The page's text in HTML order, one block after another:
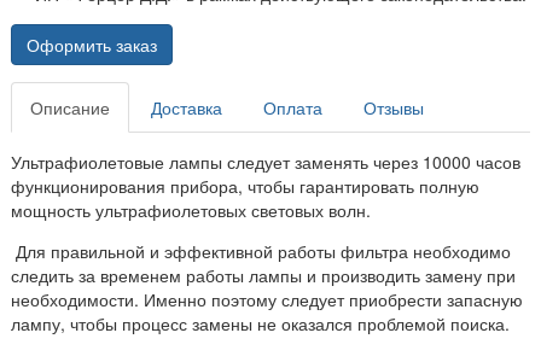
Оформить заказ
Описание Доставка Оплата Отзывы
Ультрафиолетовые лампы следует заменять через 10000 часов
функционирования прибора, чтобы гарантировать полную
мощность ультрафиолетовых световых волн.
Для правильной и эффективной работы фильтра необходимо
следить за временем работы лампы и производить замену при
необходимости. Именно поэтому следует приобрести запасную
лампу, чтобы процесс замены не оказался проблемой поиска.